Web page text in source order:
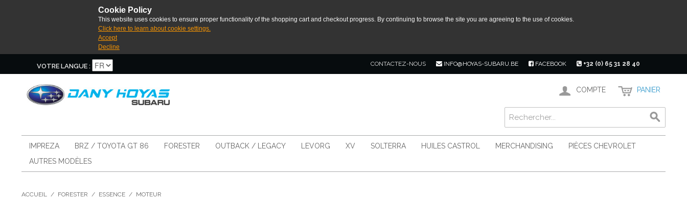
Cookie Policy
This website uses cookies to ensure proper functionality of the shopping cart and checkout progress. By continuing to browse the site you are agreeing to the use of cookies.
Click here to learn about cookie settings.
Accept
Decline
VOTRE LANGUE : CONTACTEZ-NOUS INFO@HOYAS-SUBARU.BE FACEBOOK +32 (0) 65 31 28 40
COMPTE PANIER
IMPREZA BRZ / TOYOTA GT 86 FORESTER OUTBACK / LEGACY LEVORG XV SOLTERRA HUILES CASTROL MERCHANDISING
PIÈCES CHEVROLET
AUTRES MODÈLES
ACCUEIL / FORESTER / ESSENCE / MOTEUR